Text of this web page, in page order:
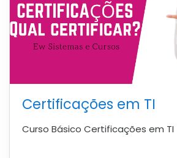
Certificações em TI
Curso Básico Certificações em TI